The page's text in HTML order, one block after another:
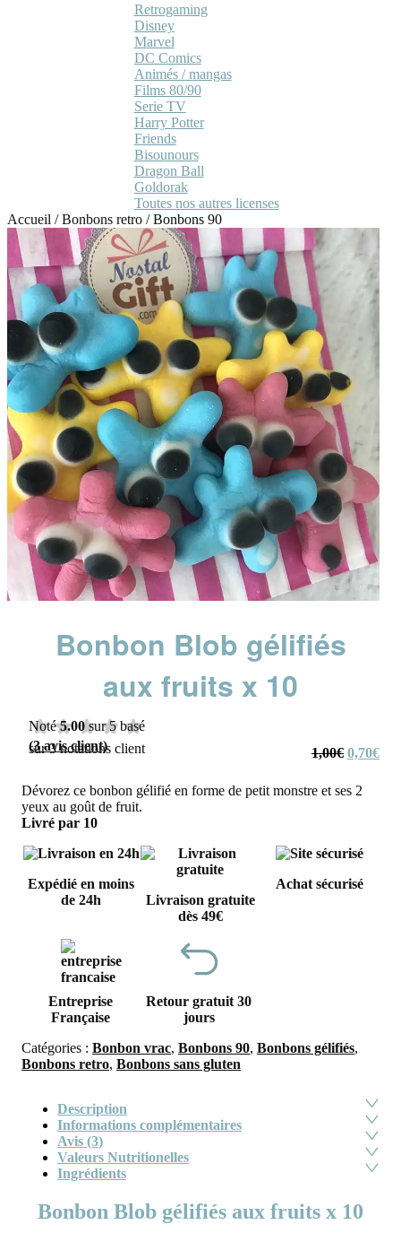
Retrogaming
Disney
Marvel
DC Comics
Animés / mangas
Films 80/90
Serie TV
Harry Potter
Friends
Bisounours
Dragon Ball
Goldorak
Toutes nos autres licenses
Accueil /Bonbons retro /Bonbons 90
Bonbon Blob gélifiés
aux fruits x 10
Noté5.00 sur 5 basé
sur3notations client
(3avis client) 1,00€ Le
initial
était :
0,70€Le
Dévorez ce bonbon gélifié en forme de petit monstre et ses 2
yeux au goût de fruit.
Livré par 10
Expédié en moins
de 24h
Livraison gratuite
dès 49€
Achat sécurisé
Entreprise
Française
Retour gratuit 30
jours
Catégories : Bonbon vrac, Bonbons 90, Bonbons gélifiés,
Bonbons retro, Bonbons sans gluten
Description
Informations complémentaires
Avis (3)
Valeurs Nutritionelles
Ingrédients
Bonbon Blob gélifiés aux fruits x 10